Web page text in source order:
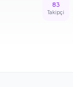
83
Takipçi